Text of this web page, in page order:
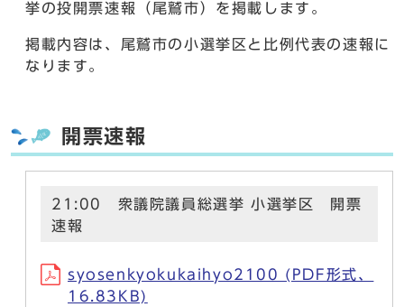
挙の投開票速報（尾鷲市）を掲載します。
掲載内容は、尾鷲市の小選挙区と比例代表の速報に
なります。
開票速報
21:00 衆議院議員総選挙 小選挙区 開票
速報
syosenkyokukaihyo2100 (PDF形式、
16.83KB)